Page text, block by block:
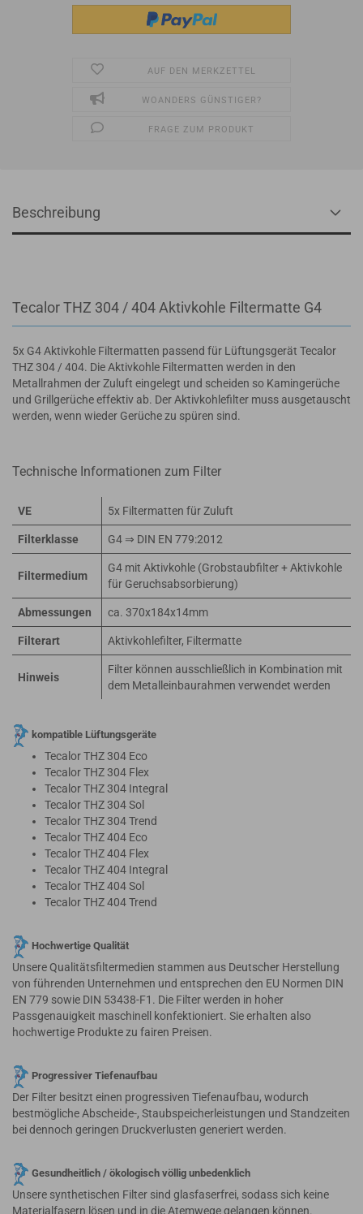
AUF DEN MERKZETTEL
WOANDERS GÜNSTIGER?
FRAGE ZUM PRODUKT
Beschreibung
Tecalor THZ 304 / 404 Aktivkohle Filtermatte G4
5x G4 Aktivkohle Filtermatten passend für Lüftungsgerät Tecalor
THZ 304 / 404. Die Aktivkohle Filtermatten werden in den
Metallrahmen der Zuluft eingelegt und scheiden so Kamingerüche
und Grillgerüche effektiv ab. Der Aktivkohlefilter muss ausgetauscht
werden, wenn wieder Gerüche zu spüren sind.
Technische Informationen zum Filter
VE 5x Filtermatten für Zuluft
Filterklasse G4 ⇒ DIN EN 779:2012
Filtermedium
G4 mit Aktivkohle (Grobstaubfilter + Aktivkohle
für Geruchsabsorbierung)
Abmessungen ca. 370x184x14mm
Filterart Aktivkohlefilter, Filtermatte
Hinweis
Filter können ausschließlich in Kombination mit
dem Metalleinbaurahmen verwendet werden
kompatible Lüftungsgeräte
Tecalor THZ 304 Eco
Tecalor THZ 304 Flex
Tecalor THZ 304 Integral
Tecalor THZ 304 Sol
Tecalor THZ 304 Trend
Tecalor THZ 404 Eco
Tecalor THZ 404 Flex
Tecalor THZ 404 Integral
Tecalor THZ 404 Sol
Tecalor THZ 404 Trend
Hochwertige Qualität
Unsere Qualitätsfiltermedien stammen aus Deutscher Herstellung
von führenden Unternehmen und entsprechen den EU Normen DIN
EN 779 sowie DIN 53438-F1. Die Filter werden in hoher
Passgenauigkeit maschinell konfektioniert. Sie erhalten also
hochwertige Produkte zu fairen Preisen.
Progressiver Tiefenaufbau
Der Filter besitzt einen progressiven Tiefenaufbau, wodurch
bestmögliche Abscheide-, Staubspeicherleistungen und Standzeiten
bei dennoch geringen Druckverlusten generiert werden.
Gesundheitlich / ökologisch völlig unbedenklich
Unsere synthetischen Filter sind glasfaserfrei, sodass sich keine
Materialfasern lösen und in die Atemwege gelangen können.